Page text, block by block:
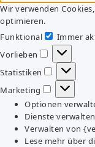
Wir verwenden
optimieren.
Funktional
Immer
Vorlieben
Vorlieben
Statistiken
Statistiken
Marketing
Marketing
Optionen
Dienste verwalten
Verwalten von
Lese mehr über